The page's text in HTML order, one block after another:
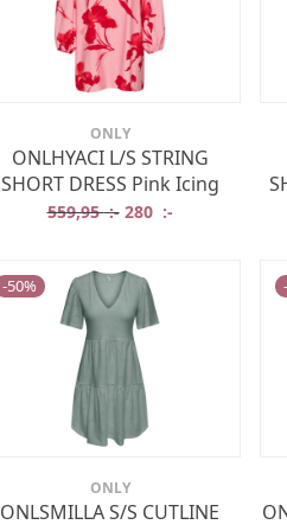
ONLY
ONLHYACI L/S STRING
SHORT DRESS Pink Icing
559,95:- Det ursprungliga
280 :-Det
-50%
ONLY
ONLSMILLA S/S CUTLINE
-